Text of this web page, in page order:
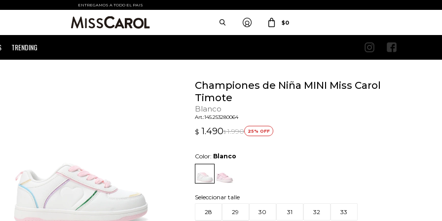
ENTREGAMOS A TODO EL PAIS
TRENDING
$0
 
Championes de Niña MINI Miss Carol
Timote
Blanco
145.253280064
$ 1.490$ 1.990 25
Color: Blanco
Seleccionar talle
28
29 30 31 32 33